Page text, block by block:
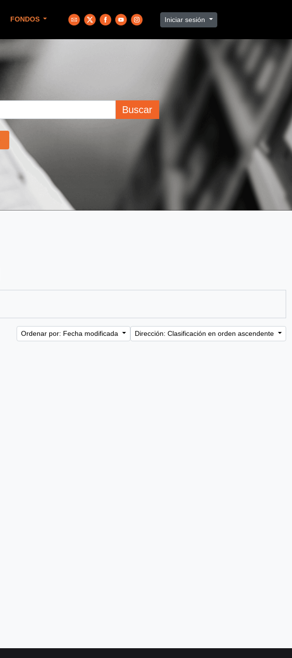
FONDOS Iniciar sesión
Buscar
Ordenar por: Fecha modificada Dirección: Clasificación en orden ascendente